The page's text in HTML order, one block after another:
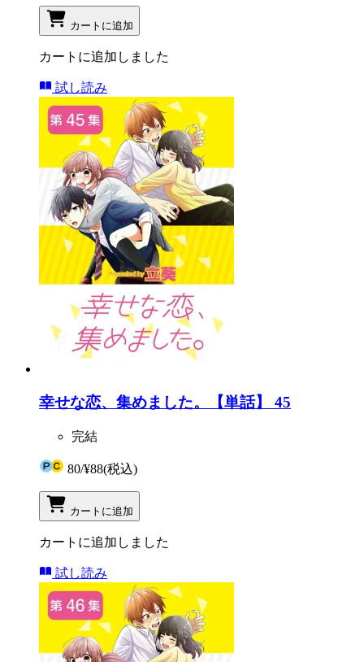
カートに追加
カートに追加しました
試し読み
幸せな恋、集めました。【単話】 45
完結
80/¥88(税込)
カートに追加
カートに追加しました
試し読み